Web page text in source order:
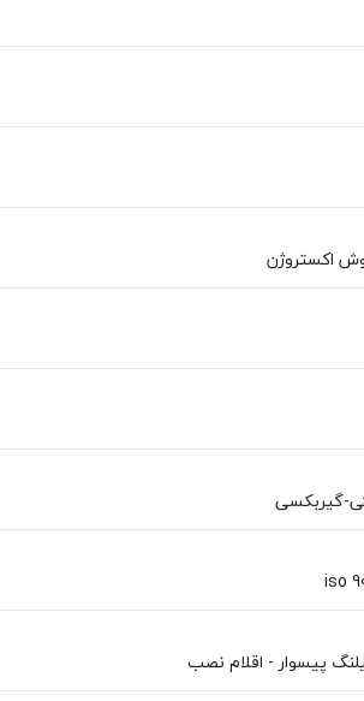
اکستروژن